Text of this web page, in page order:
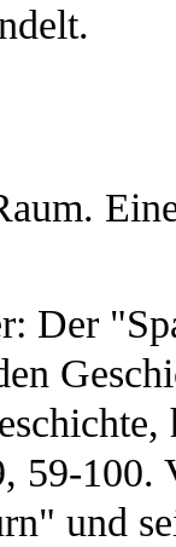
Der
59-100.
und